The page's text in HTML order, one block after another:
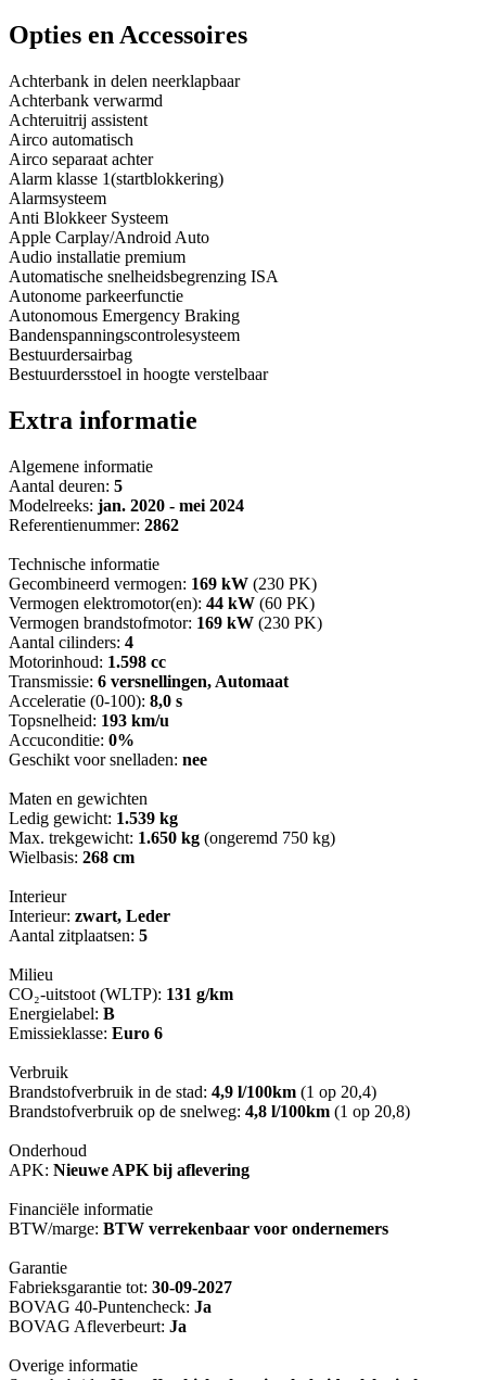
Opties en Accessoires
Achterbank in delen neerklapbaar
Achterbank verwarmd
Achteruitrij assistent
Airco automatisch
Airco separaat achter
Alarm klasse 1(startblokkering)
Alarmsysteem
Anti Blokkeer Systeem
Apple Carplay/Android Auto
Audio installatie premium
Automatische snelheidsbegrenzing ISA
Autonome parkeerfunctie
Autonomous Emergency Braking
Bandenspanningscontrolesysteem
Bestuurdersairbag
Bestuurdersstoel in hoogte verstelbaar
Extra informatie
Algemene informatie
Aantal deuren: 5
Modelreeks: jan. 2020 - mei 2024
Referentienummer: 2862
Technische informatie
Gecombineerd vermogen: 169 kW (230 PK)
Vermogen elektromotor(en): 44 kW (60 PK)
Vermogen brandstofmotor: 169 kW (230 PK)
Aantal cilinders: 4
Motorinhoud: 1.598 cc
Transmissie: 6 versnellingen, Automaat
Acceleratie (0-100): 8,0 s
Topsnelheid: 193 km/u
Accuconditie: 0%
Geschikt voor snelladen: nee
Maten en gewichten
Ledig gewicht: 1.539 kg
Max. trekgewicht: 1.650 kg (ongeremd 750 kg)
Wielbasis: 268 cm
Interieur
Interieur: zwart, Leder
Aantal zitplaatsen: 5
Milieu
CO₂-uitstoot (WLTP): 131 g/km
Energielabel: B
Emissieklasse: Euro 6
Verbruik
Brandstofverbruik in de stad: 4,9 l/100km (1 op 20,4)
Brandstofverbruik op de snelweg: 4,8 l/100km (1 op 20,8)
Onderhoud
APK: Nieuwe APK bij aflevering
Financiële informatie
BTW/marge: BTW verrekenbaar voor ondernemers
Garantie
Fabrieksgarantie tot: 30-09-2027
BOVAG 40-Puntencheck: Ja
BOVAG Afleverbeurt: Ja
Overige informatie